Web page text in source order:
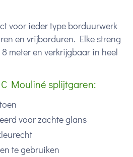
voor ieder type borduurwerk
en vrijborduren. Elke streng
meter en verkrijgbaar in heel
Mouliné splijtgaren:
voor zachte glans
te gebruiken